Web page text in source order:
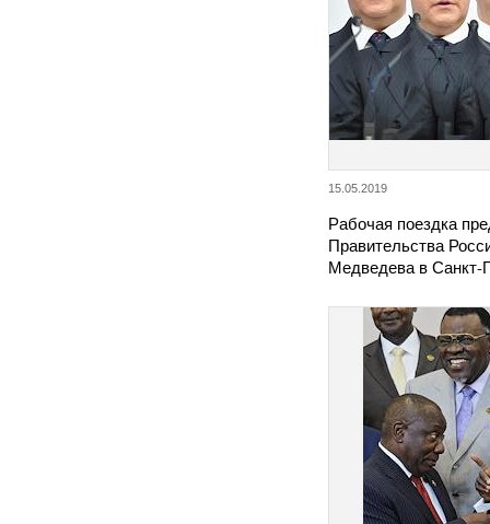
15.05.2019
Рабочая поездка
Правительства
Медведева в Санкт-